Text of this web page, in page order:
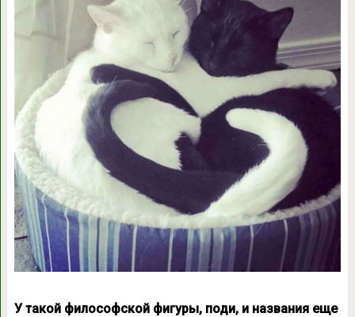
У такой философской фигуры, поди, и названия еще